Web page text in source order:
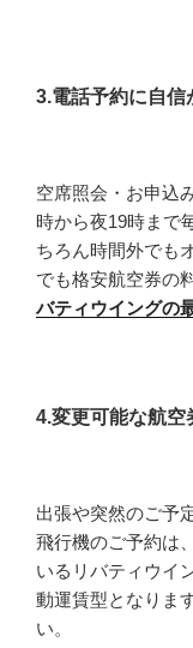
3.電話予約に自信
空席照会・お申込
時から夜19時まで
ちろん時間外でも
でも格安航空券の
バティウイングの
4.変更可能な航空
出張や突然のご予
飛行機のご予約は
いるリバティウイ
動運賃型となりま
い。